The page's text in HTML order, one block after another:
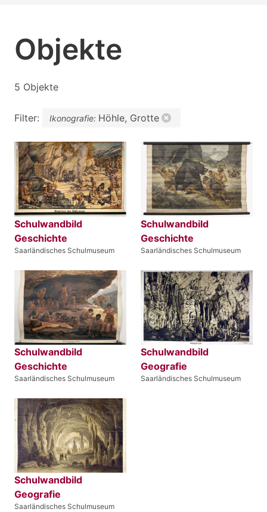
Objekte
5 Objekte
Filter: Ikonografie: Höhle, Grotte
Schulwandbild
Geschichte
Saarländisches Schulmuseum
Schulwandbild
Geschichte
Saarländisches Schulmuseum
Schulwandbild
Geschichte
Saarländisches Schulmuseum
Schulwandbild
Geografie
Saarländisches Schulmuseum
Schulwandbild
Geografie
Saarländisches Schulmuseum